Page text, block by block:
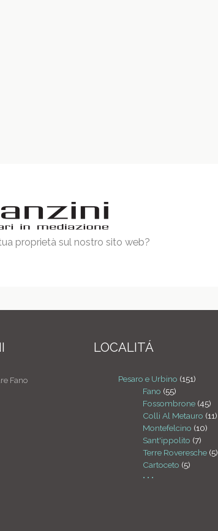
proprietà sul nostro sito web?
Fano
LOCALITÁ
Pesaro e Urbino (151)
Fano (55)
Fossombrone (45)
Colli Al Metauro (11)
Montefelcino (10)
Sant'ippolito (7)
Terre Roveresche (5)
Cartoceto (5)
• • •